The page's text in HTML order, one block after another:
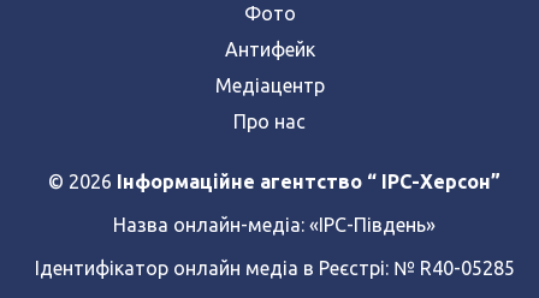
Фото
Антифейк
Медіацентр
Про нас
© 2026 Інформаційне агентство “ IPC-Херсон”
Назва онлайн-медіа: «ІРС-Південь»
Ідентифікатор онлайн медіа в Реєстрі: № R40-05285